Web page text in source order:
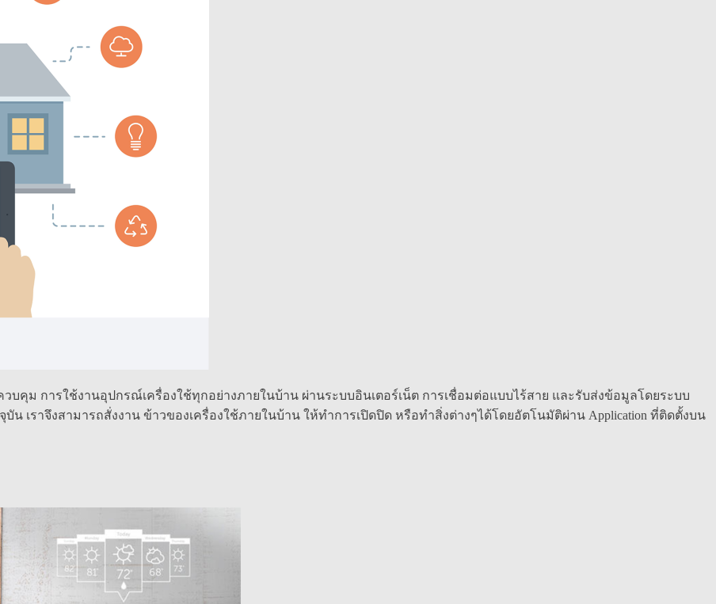
บคุม การใช้งานอุปกรณ์เครื่องใช้ทุกอย่างภายในบ้าน ผ่านระบบอินเตอร์เน็ต การเชื่อมต่อแบบไร้สาย และรับส่งข้อมูลโดยระบบ
บัน เราจึงสามารถสั่งงาน ข้าวของเครื่องใช้ภายในบ้าน ให้ทำการเปิดปิด หรือทำสิ่งต่างๆได้โดยอัตโนมัติผ่าน Application ที่ติดตั้งบน